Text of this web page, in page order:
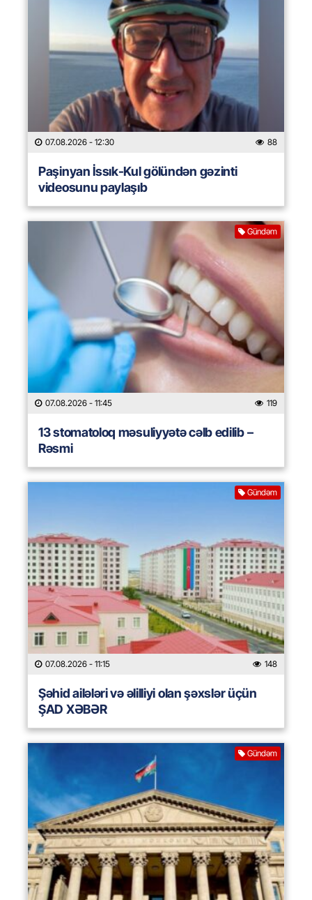
07.08.2026 - 12:30 88
Paşinyan İssık-Kul gölündən gəzinti
videosunu paylaşıb
Gündəm
07.08.2026 - 11:45 119
13 stomatoloq məsuliyyətə cəlb edilib –
Rəsmi
Gündəm
07.08.2026 - 11:15 148
Şəhid ailələri və əlilliyi olan şəxslər üçün
ŞAD XƏBƏR
Gündəm